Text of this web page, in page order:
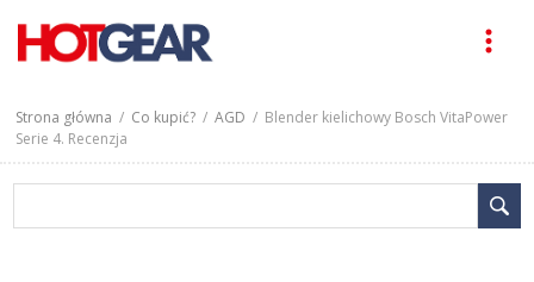
Strona główna / Co kupić? /AGD / Blender kielichowy Bosch VitaPower
Serie 4. Recenzja